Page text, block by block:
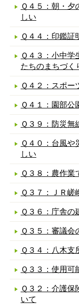
Ｑ４５：朝・夕
しい
Ｑ４４：印鑑証
Ｑ４３：小中学
たちのまちづく
Ｑ４２：スポー
Ｑ４１：園部公
Ｑ３９：防災無
Ｑ４０：台風や
しい
Ｑ３８：農作業
Ｑ３７：ＪＲ嵯
Ｑ３６：庁舎の
Ｑ３５：審議会
Ｑ３４：八木支
Ｑ３３：使用可
Ｑ３２：介護保
いて